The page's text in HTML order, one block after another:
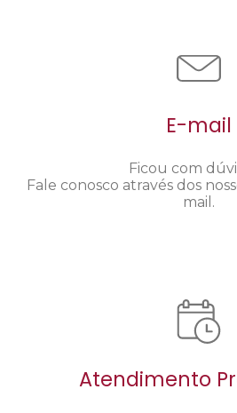
E-mail
Ficou com
Fale conosco através dos
mail.
Atendimento